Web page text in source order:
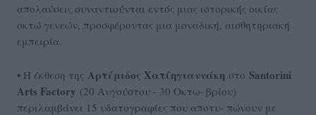
απολαύσεις συναντιούνται εντός μιας ιστορικής οικίας
οκτώ γενεών, προσφέροντας μια μοναδική, αισθητηριακή
εμπειρία.
• Η έκθεση της Αρτέμιδος Χατζηγιαννάκη στο Santorini
Arts Factory (20 Αυγούστου - 30 Οκτω- βρίου)
περιλαμβάνει 15 υδατογραφίες που αποτυ- πώνουν με